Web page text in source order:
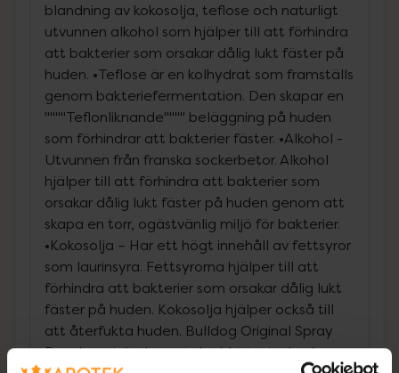
blandning av kokosolja, teflose och naturligt
utvunnen alkohol som hjälper till att förhindra
att bakterier som orsakar dålig lukt fäster på
huden. •Teflose är en kolhydrat som framställs
genom bakteriefermentation. Den skapar en
""""Teflonliknande"""" beläggning på huden
som förhindrar att bakterier fäster. •Alkohol -
Utvunnen från franska sockerbetor. Alkohol
hjälper till att förhindra att bakterier som
orsakar dålig lukt fäster på huden genom att
skapa en torr, ogästvänlig miljö för bakterier.
•Kokosolja – Har ett högt innehåll av fettsyror
som laurinsyra. Fettsyrorna hjälper till att
förhindra att bakterier som orsakar dålig lukt
fäster på huden. Kokosolja hjälper också till
att återfukta huden. Bulldog Original Spray
Deodorant är dermatologiskt testad och